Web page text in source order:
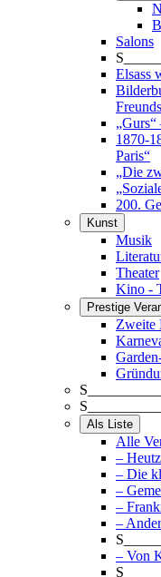
Salons
Elsass
1870-
Paris“
„Die
200.
Kunst
Musik
Theater
Kino -
Prestige
Zweite
Als Liste
Alle
–
– Die
–
–
–
– Von